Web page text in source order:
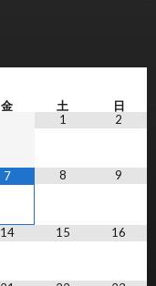
金 土
日
1
2
7 8 9
14 15 16